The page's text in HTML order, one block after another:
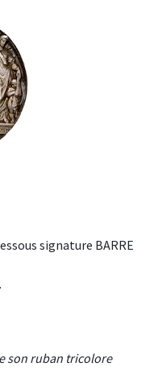
signature BARRE
son ruban tricolore